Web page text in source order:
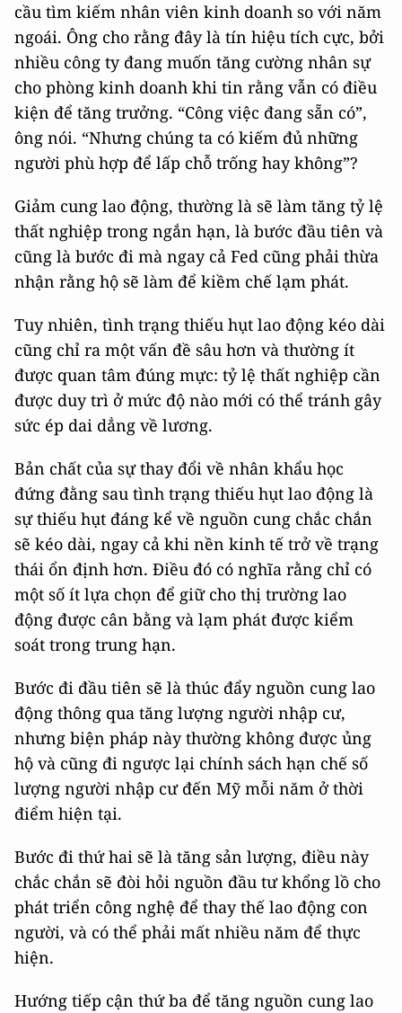
cầu tìm kiếm nhân viên kinh doanh so với năm
ngoái. Ông cho rằng đây là tín hiệu tích cực, bởi
nhiều công ty đang muốn tăng cường nhân sự
cho phòng kinh doanh khi tin rằng vẫn có điều
kiện để tăng trưởng. “Công việc đang sẵn có”,
ông nói. “Nhưng chúng ta có kiếm đủ những
người phù hợp để lấp chỗ trống hay không”?
Giảm cung lao động, thường là sẽ làm tăng tỷ lệ
thất nghiệp trong ngắn hạn, là bước đầu tiên và
cũng là bước đi mà ngay cả Fed cũng phải thừa
nhận rằng hộ sẽ làm để kiềm chế lạm phát.
Tuy nhiên, tình trạng thiếu hụt lao động kéo dài
cũng chỉ ra một vấn đề sâu hơn và thường ít
được quan tâm đúng mực: tỷ lệ thất nghiệp cần
được duy trì ở mức độ nào mới có thể tránh gây
sức ép dai dẳng về lương.
Bản chất của sự thay đổi về nhân khẩu học
đứng đằng sau tình trạng thiếu hụt lao động là
sự thiếu hụt đáng kể về nguồn cung chắc chắn
sẽ kéo dài, ngay cả khi nền kinh tế trở về trạng
thái ổn định hơn. Điều đó có nghĩa rằng chỉ có
một số ít lựa chọn để giữ cho thị trường lao
động được cân bằng và lạm phát được kiểm
soát trong trung hạn.
Bước đi đầu tiên sẽ là thúc đẩy nguồn cung lao
động thông qua tăng lượng người nhập cư,
nhưng biện pháp này thường không được ủng
hộ và cũng đi ngược lại chính sách hạn chế số
lượng người nhập cư đến Mỹ mỗi năm ở thời
điểm hiện tại.
Bước đi thứ hai sẽ là tăng sản lượng, điều này
chắc chắn sẽ đòi hỏi nguồn đầu tư khổng lồ cho
phát triển công nghệ để thay thế lao động con
người, và có thể phải mất nhiều năm để thực
hiện.
Hướng tiếp cận thứ ba để tăng nguồn cung lao